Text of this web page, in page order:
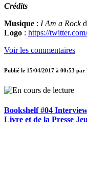
Crédits
Musique : I Am a Rock
Logo : https://
Voir les commentaires
Publié le 15/04/2017 à 00:53 par
Bookshelf #04
Livre et de la Presse